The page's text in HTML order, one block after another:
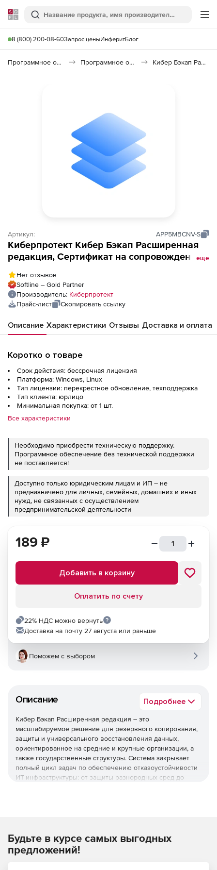
Softline
Поиск
8 (800) 200-08-60Запрос ценыИнферитБлог
Программное обеспечение для работы с файлами и дисками Программное обеспечение для резервного копирования Кибер Бэкап Расширенная редакция
Артикул: APP5MBCNV-S
Киберпротект Кибер Бэкап Расширенная
редакция, Сертификат на сопровождение
для коммерческих организаций (переход
на новую версию), для почтового ящика (5
почтовых ящиков)
еще
Нет отзывов
Softline – Gold Partner
Производитель: Киберпротект
Прайс-лист
Скопировать ссылку
Описание Характеристики Отзывы Доставка и оплата
Коротко о товаре
Срок действия: бессрочная лицензия
Платформа: Windows, Linux
Тип лицензии: перекрестное обновление, техподдержка
Тип клиента: юрлицо
Минимальная покупка: от 1 шт.
Все характеристики
Необходимо приобрести техническую поддержку.
Программное обеспечение без технической поддержки
не поставляется!
Доступно только юридическим лицам и ИП – не
предназначено для личных, семейных, домашних и иных
нужд, не связанных с осуществлением
предпринимательской деятельности
Описание Подробнее
Кибер Бэкап Расширенная редакция – это
масштабируемое решение для резервного копирования,
защиты и универсального восстановления данных,
ориентированное на средние и крупные организации, а
также государственные структуры. Система закрывает
полный цикл задач по обеспечению отказоустойчивости
ИТ-инфраструктуры: от защиты разнородных сред до
быстрого восстановления данных и соответствия
регуляторным требованиям при оптимальной стоимости
владения.
189 ₽
Добавить в корзину
Оплатить по счету
22% НДС можно вернуть
Доставка на почту 27 августа или раньше
Поможем с выбором
Будьте в курсе самых выгодных
предложений!